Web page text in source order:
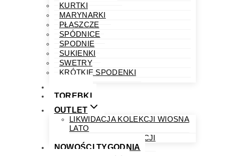
KURTKI
MARYNARKI
PŁASZCZE
SPÓDNICE
SPODNIE
SUKIENKI
SWETRY
KRÓTKIE SPODENKI
TOREBKI
OUTLET
LIKWIDACJA KOLEKCJI WIOSNA
LATO
LIKWIDACJA KOLEKCJI
NOWOŚCI TYGODNIA